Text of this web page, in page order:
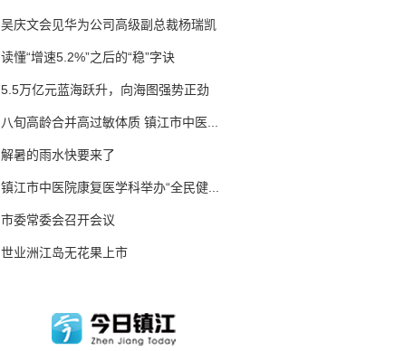
吴庆文会见华为公司高级副总裁杨瑞凯
读懂“增速5.2%”之后的“稳”字诀
5.5万亿元蓝海跃升，向海图强势正劲
八旬高龄合并高过敏体质 镇江市中医...
解暑的雨水快要来了
镇江市中医院康复医学科举办“全民健...
市委常委会召开会议
世业洲江岛无花果上市